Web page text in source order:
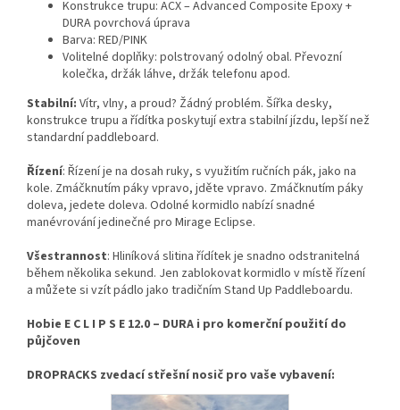
Konstrukce trupu: ACX – Advanced Composite Epoxy +
DURA povrchová úprava
Barva: RED/PINK
Volitelné doplňky: polstrovaný odolný obal. Převozní
kolečka, držák láhve, držák telefonu apod.
Stabilní: Vítr, vlny, a proud? Žádný problém. Šířka desky,
konstrukce trupu a řídítka poskytují extra stabilní jízdu, lepší než
standardní paddleboard.
Řízení: Řízení je na dosah ruky, s využitím ručních pák, jako na
kole. Zmáčknutím páky vpravo, jděte vpravo. Zmáčknutím páky
doleva, jedete doleva. Odolné kormidlo nabízí snadné
manévrování jedinečné pro Mirage Eclipse.
Všestrannost: Hliníková slitina řídítek je snadno odstranitelná
během několika sekund. Jen zablokovat kormidlo v místě řízení
a můžete si vzít pádlo jako tradičním Stand Up Paddleboardu.
Hobie E C L I P S E 12.0 – DURA i pro komerční použití do
půjčoven
DROPRACKS zvedací střešní nosič pro vaše vybavení: